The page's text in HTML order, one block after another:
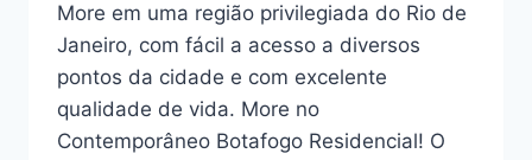
More em uma região privilegiada do Rio de
Janeiro, com fácil a acesso a diversos
pontos da cidade e com excelente
qualidade de vida. More no
Contemporâneo Botafogo Residencial! O